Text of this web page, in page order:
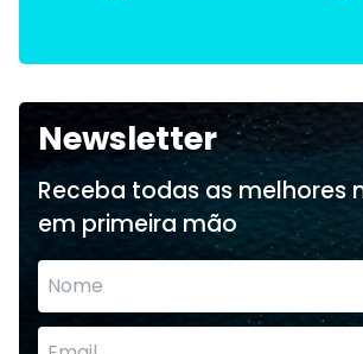
Newsletter
Receba todas as melhores
em primeira mão